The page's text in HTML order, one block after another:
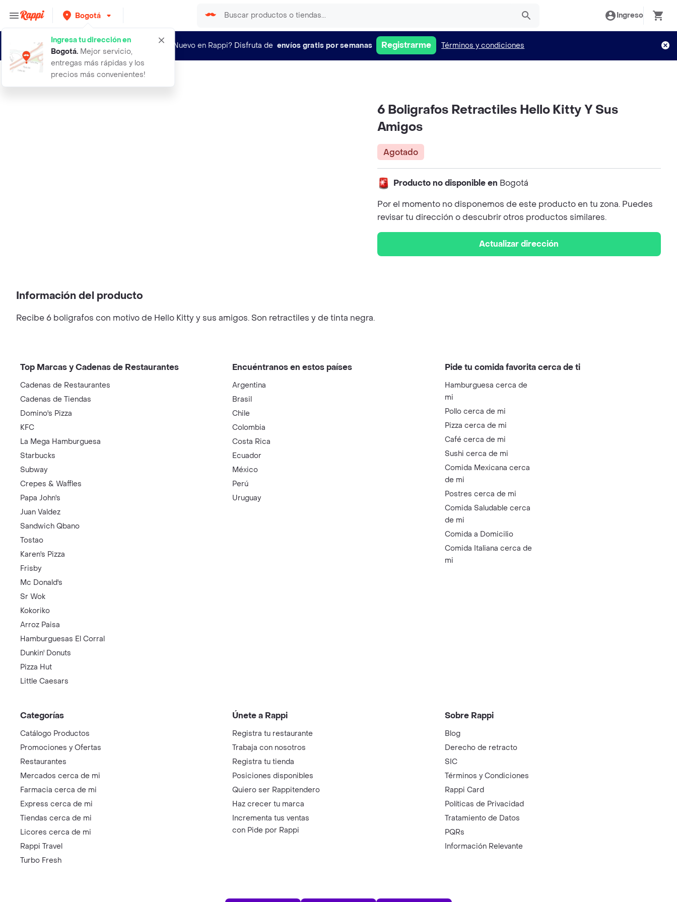
Bogotá
Ingresa tu dirección en
Bogotá. Mejor servicio,
entregas más rápidas y los
precios más convenientes!
Ingreso
¿Nuevo en Rappi? Disfruta de envíos gratis por semanas Registrarme Términos y condiciones
6 boligrafos retractiles hello kitt
6 Boligrafos Retractiles Hello Kitty Y Sus
Amigos
Agotado
Producto no disponible en Bogotá
Por el momento no disponemos de este producto en tu zona. Puedes
revisar tu dirección o descubrir otros productos similares.
Actualizar dirección
Información del producto
Recibe 6 boligrafos con motivo de Hello Kitty y sus amigos. Son retractiles y de tinta negra.
Top Marcas y Cadenas de Restaurantes
Cadenas de Restaurantes
Cadenas de Tiendas
Domino's Pizza
KFC
La Mega Hamburguesa
Starbucks
Subway
Crepes & Waffles
Papa John's
Juan Valdez
Sandwich Qbano
Tostao
Karen's Pizza
Frisby
Mc Donald's
Sr Wok
Kokoriko
Arroz Paisa
Hamburguesas El Corral
Dunkin' Donuts
Pizza Hut
Little Caesars
Encuéntranos en estos países
Argentina
Brasil
Chile
Colombia
Costa Rica
Ecuador
México
Perú
Uruguay
Pide tu comida favorita cerca de ti
Hamburguesa cerca de
mi
Pollo cerca de mi
Pizza cerca de mi
Café cerca de mi
Sushi cerca de mi
Comida Mexicana cerca
de mi
Postres cerca de mi
Comida Saludable cerca
de mi
Comida a Domicilio
Comida Italiana cerca de
mi
Categorías
Catálogo Productos
Promociones y Ofertas
Restaurantes
Mercados cerca de mi
Farmacia cerca de mi
Express cerca de mi
Tiendas cerca de mi
Licores cerca de mi
Rappi Travel
Turbo Fresh
Únete a Rappi
Registra tu restaurante
Trabaja con nosotros
Registra tu tienda
Posiciones disponibles
Quiero ser Rappitendero
Haz crecer tu marca
Incrementa tus ventas
con Pide por Rappi
Sobre Rappi
Blog
Derecho de retracto
SIC
Términos y Condiciones
Rappi Card
Políticas de Privacidad
Tratamiento de Datos
PQRs
Información Relevante